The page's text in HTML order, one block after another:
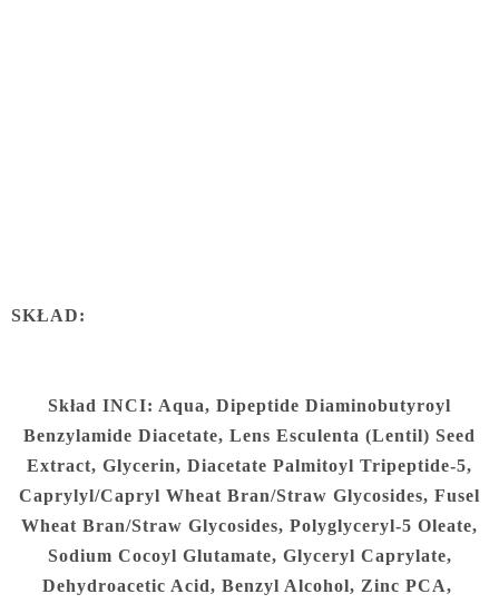
SKŁAD:
Skład INCI: Aqua, Dipeptide Diaminobutyroyl
Benzylamide Diacetate, Lens Esculenta (Lentil) Seed
Extract, Glycerin, Diacetate Palmitoyl Tripeptide-5,
Caprylyl/Capryl Wheat Bran/Straw Glycosides, Fusel
Wheat Bran/Straw Glycosides, Polyglyceryl-5 Oleate,
Sodium Cocoyl Glutamate, Glyceryl Caprylate,
Dehydroacetic Acid, Benzyl Alcohol, Zinc PCA,